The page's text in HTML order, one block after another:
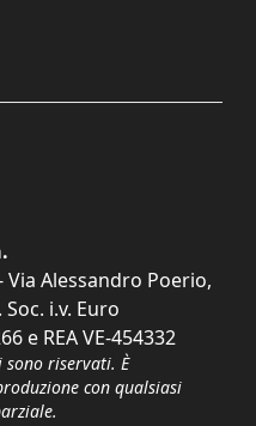
Alessandro Poerio,
Soc. i.v. Euro
e REA VE-454332
riservati. È
con qualsiasi